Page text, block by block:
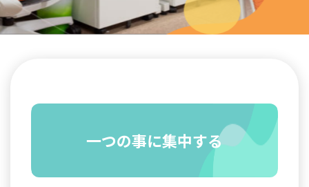
一つの事に集中する